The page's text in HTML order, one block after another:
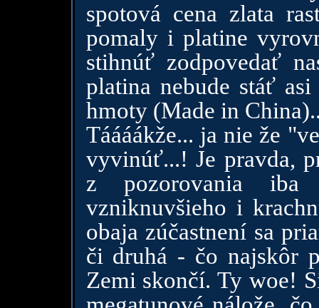
spotová cena zlata
pomaly i platine
stihnúť zodpovedať
platina nebude stáť
hmoty (Made in
Táááákže... ja nie že
vyvinúť...! Je pravda,
z pozorovania iba
vzniknuvšieho i
obaja zúčastnení sa
či druhá - čo najskôr
Zemi skončí. Ty woe!